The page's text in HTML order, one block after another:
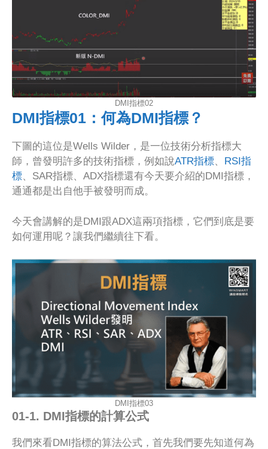
DMI指標02
DMI指標01：何為DMI指標？
下圖的這位是Wells Wilder，是一位技術分析指標大
師，曾發明許多的技術指標，例如說ATR指標、
RSI指
標、SAR指標、ADX指標還有今天要介紹的DMI指標，
通通都是出自他手被發明而成。
今天會講解的是DMI跟ADX這兩項指標，它們到底是要
如何運用呢？讓我們繼續往下看。
DMI指標03
01-1. DMI指標的計算公式
我們來看DMI指標的算法公式，首先我們要先知道何為